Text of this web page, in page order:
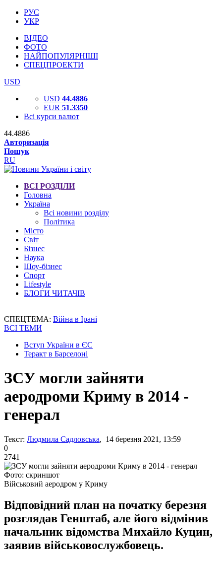
РУС
УКР
ВІДЕО
ФОТО
НАЙПОПУЛЯРНІШІ
СПЕЦПРОЕКТИ
USD
USD 44.4886
EUR 51.3350
Всі курси валют
44.4886
Авторизація
Пошук
RU
ВСІ РОЗДІЛИ
Головна
Україна
Всі новини розділу
Політика
Місто
Світ
Бізнес
Наука
Шоу-бізнес
Спорт
Lifestyle
БЛОГИ ЧИТАЧІВ
СПЕЦТЕМА: Війна в Ірані
ВСІ ТЕМИ
Вступ України в ЄС
Теракт в Барселоні
ЗСУ могли зайняти
аеродроми Криму в 2014 -
генерал
Текст: Людмила Садловська, 14 березня 2021, 13:59
0
2741
Фото: скриншот
Військовий аеродром у Криму
Відповідний план на початку березня
розглядав Генштаб, але його відмінив
начальник відомства Михайло Куцин,
заявив військовослужбовець.